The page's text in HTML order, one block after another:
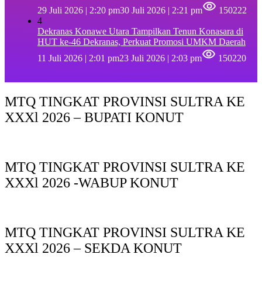
29 Juli 2026 | 2:20 pm30 Juli 2026 | 2:21 pm
150222
4
Dekranas Konawe Utara Tampilkan Tenun Konasara di
HUT ke-46 Dekranas, Perkuat Promosi UMKM Daerah
11 Juli 2026 | 2:01 pm23 Juli 2026 | 2:03 pm 150220
MTQ TINGKAT PROVINSI SULTRA KE
XXXl 2026 – BUPATI KONUT
MTQ TINGKAT PROVINSI SULTRA KE
XXXl 2026 -WABUP KONUT
MTQ TINGKAT PROVINSI SULTRA KE
XXXl 2026 – SEKDA KONUT